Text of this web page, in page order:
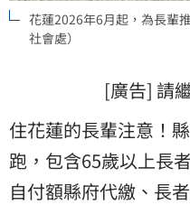
花蓮2026年6月起，為長輩
社會處）
[廣告] 請
住花蓮的長輩注意！
跑，包含65歲以上長
自付額縣府代繳、長